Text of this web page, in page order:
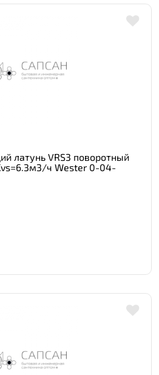
латунь VRS3 поворотный
ч Wester 0-04-